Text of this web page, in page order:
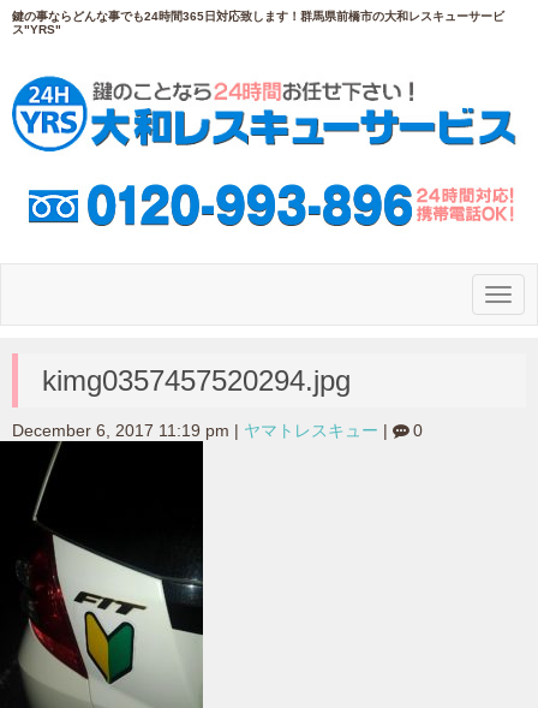
鍵の事ならどんな事でも24時間365日対応致します！群馬県前橋市の大和レスキューサービ
ス"YRS"
N
a
kimg0357457520294.jpg
December 6, 2017 11:19 pm ヤマトレスキュー 0